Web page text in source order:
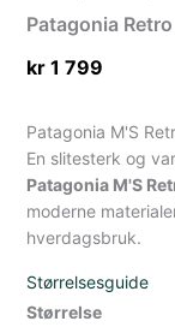
Patagonia
kr 1 799
Patagonia M'S
En slitesterk og
Patagonia M'S
moderne
hverdagsbruk.
Størrelsesguide
Størrelse